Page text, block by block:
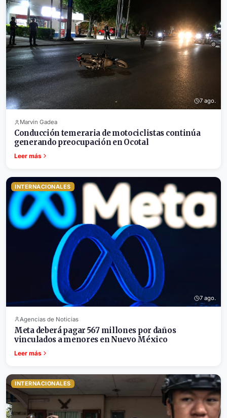
7 ago.
Marvin Gadea
Conducción temeraria de motociclistas continúa
generando preocupación en Ocotal
Leer más
INTERNACIONALES
7 ago.
Agencias de Noticias
Meta deberá pagar 567 millones por daños
vinculados a menores en Nuevo México
Leer más
INTERNACIONALES